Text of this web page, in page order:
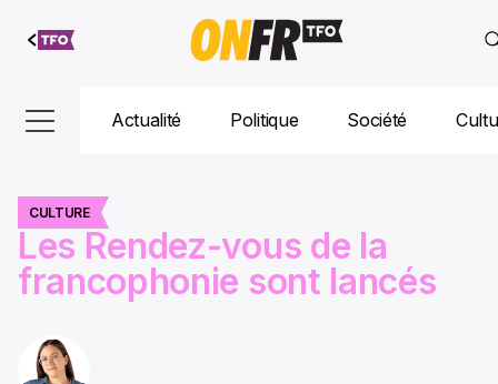
Aller au
contenu
Actualité Politique Société
CULTURE
Les Rendez-vous de la
francophonie sont lancés